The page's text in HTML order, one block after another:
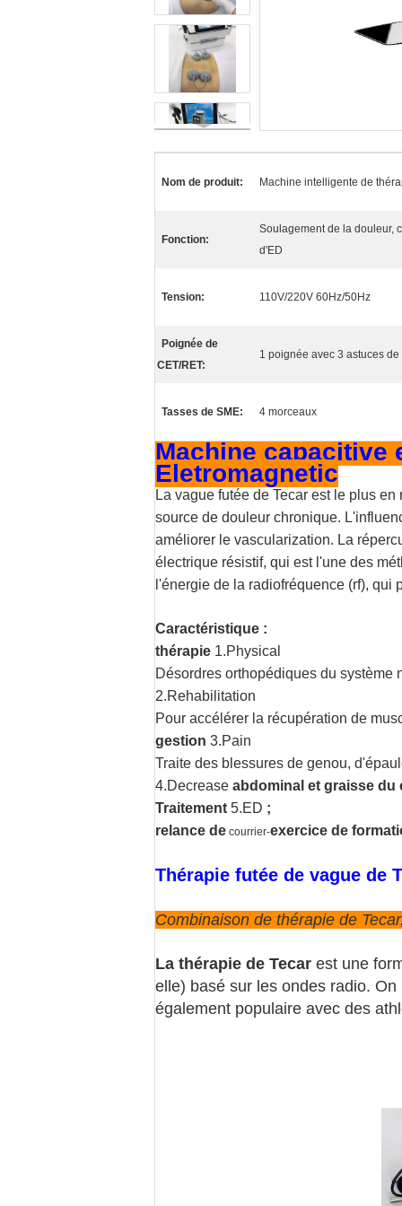
Nom de produit: Machine intelligente de
Fonction:
Soulagement de la douleur,
d'ED
Tension: 110V/220V 60Hz/50Hz
Poignée de
CET/RET:
1 poignée avec 3 astuces
Tasses de SME: 4 morceaux
Machine capacitive
Eletromagnetic
La vague futée de Tecar est le plus
source de douleur chronique.
améliorer le vascularization. La
électrique résistif, qui est l'une des
l'énergie de la radiofréquence (rf),
Caractéristique :
thérapie 1.Physical
Désordres orthopédiques du
2.Rehabilitation
Pour accélérer la récupération de
gestion 3.Pain
Traite des blessures de genou,
4.Decrease abdominal et graisse du
Traitement 5.ED ;
relance de courrier-exercice de
Thérapie futée de vague de
Combinaison de thérapie de
La thérapie de Tecar est une
elle) basé sur les ondes radio.
également populaire avec des